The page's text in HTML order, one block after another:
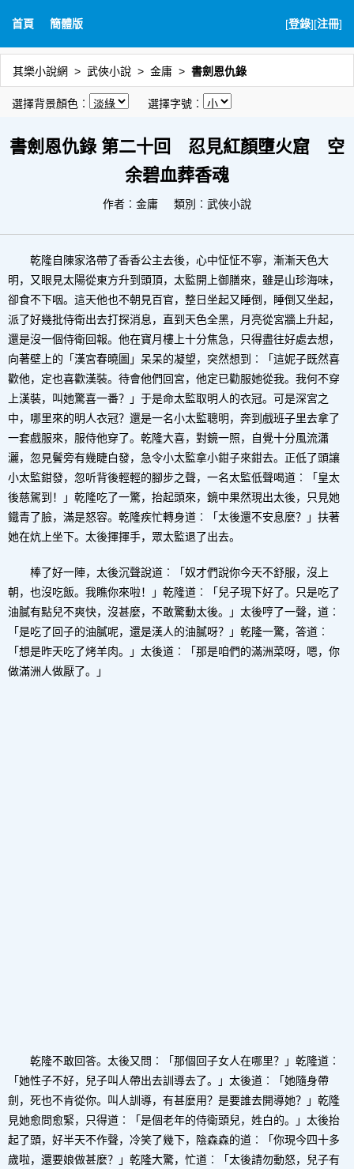
首頁 簡體版 [登錄][注冊]
其樂小說網 武俠小說 金庸 書劍恩仇錄
選擇背景顏色︰ 選擇字號︰
書劍恩仇錄 第二十回 忍見紅顏墮火窟 空
余碧血葬香魂
作者︰ 金庸 類別︰武俠小說
乾隆自陳家洛帶了香香公主去後，心中怔怔不寧，漸漸天色大
明，又眼見太陽從東方升到頭頂，太監開上御膳來，雖是山珍海味，
卻食不下咽。這天他也不朝見百官，整日坐起又睡倒，睡倒又坐起，
派了好幾批侍衛出去打探消息，直到天色全黑，月亮從宮牆上升起，
還是沒一個侍衛回報。他在寶月樓上十分焦急，只得盡往好處去想，
向著壁上的「漢宮春曉圖」呆呆的凝望，突然想到︰「這妮子既然喜
歡他，定也喜歡漢裝。待會他們回宮，他定已勸服她從我。我何不穿
上漢裝，叫她驚喜一番？」于是命太監取明人的衣冠。可是深宮之
中，哪里來的明人衣冠？還是一名小太監聰明，奔到戲班子里去拿了
一套戲服來，服侍他穿了。乾隆大喜，對鏡一照，自覺十分風流瀟
灑，忽見鬢旁有幾睫白發，急令小太監拿小鉗子來鉗去。正低了頭讓
小太監鉗發，忽听背後輕輕的腳步之聲，一名太監低聲喝道︰「皇太
後慈駕到！」乾隆吃了一驚，抬起頭來，鏡中果然現出太後，只見她
鐵青了臉，滿是怒容。乾隆疾忙轉身道︰「太後還不安息麼？」扶著
她在炕上坐下。太後揮揮手，眾太監退了出去。
棒了好一陣，太後沉聲說道︰「奴才們說你今天不舒服，沒上
朝，也沒吃飯。我瞧你來啦！」乾隆道︰「兒子現下好了。只是吃了
油膩有點兒不爽快，沒甚麼，不敢驚動太後。」太後哼了一聲，道︰
「是吃了回子的油膩呢，還是漢人的油膩呀？」乾隆一驚，答道︰
「想是昨天吃了烤羊肉。」太後道︰「那是咱們的滿洲菜呀，嗯，你
做滿洲人做厭了。」
乾隆不敢回答。太後又問︰「那個回子女人在哪里？」乾隆道︰
「她性子不好，兒子叫人帶出去訓導去了。」太後道︰「她隨身帶
劍，死也不肯從你。叫人訓導，有甚麼用？是要誰去開導她？」乾隆
見她愈問愈緊，只得道︰「是個老年的侍衛頭兒，姓白的。」太後抬
起了頭，好半天不作聲，冷笑了幾下，陰森森的道︰「你現今四十多
歲啦，還要娘做甚麼？」乾隆大驚，忙道︰「太後請勿動怒，兒子有